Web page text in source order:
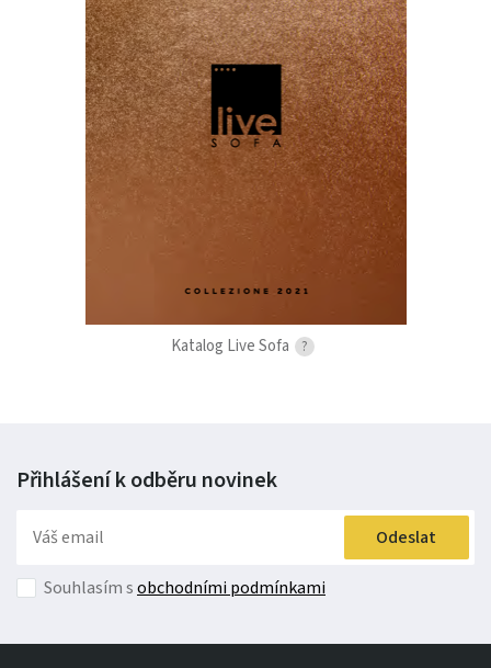
Katalog Live Sofa ?
Přihlášení k odběru novinek
Odeslat
Souhlasím sobchodními podmínkami